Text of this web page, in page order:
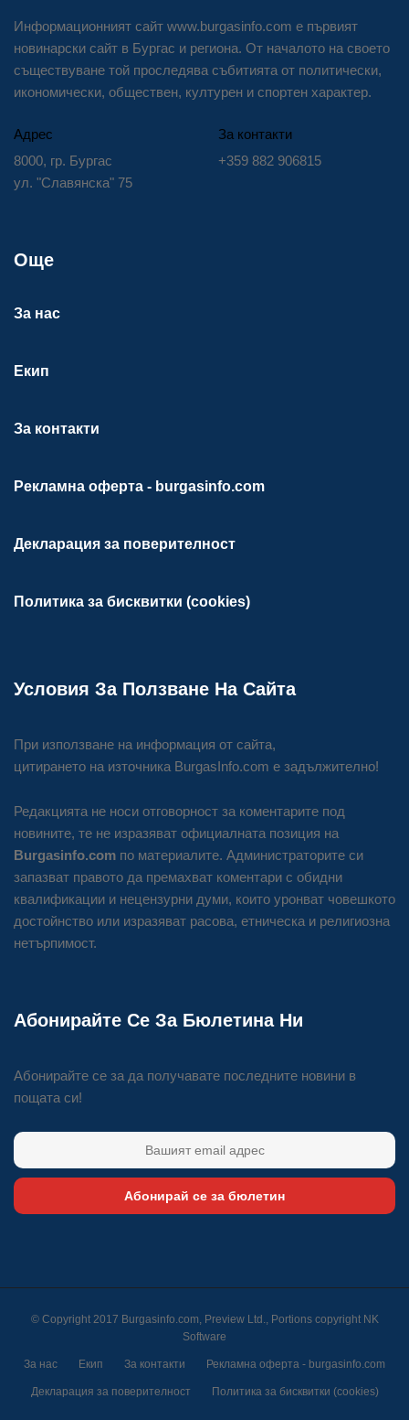
Информационният сайт www.burgasinfo.com е първият
новинарски сайт в Бургас и региона. От началото на своето
съществуване той проследява събитията от политически,
икономически, обществен, културен и спортен характер.
Адрес
8000, гр. Бургас
ул. "Славянска" 75
За контакти
+359 882 906815
Още
За нас
Екип
За контакти
Рекламна оферта - burgasinfo.com
Декларация за поверителност
Политика за бисквитки (cookies)
Условия За Ползване На Сайта
При използване на информация от сайта,
цитирането на източника BurgasInfo.com е задължително!
Редакцията не носи отговорност за коментарите под
новините, те не изразяват официалната позиция на
Burgasinfo.com по материалите. Администраторите си
запазват правото да премахват коментари с обидни
квалификации и нецензурни думи, които уронват човешкото
достойнство или изразяват расова, етническа и религиозна
нетърпимост.
Абонирайте Се За Бюлетина Ни
Абонирайте се за да получавате последните новини в
пощата си!
Абонирай се за бюлетин
© Copyright 2017 Burgasinfo.com, Preview Ltd., Portions copyright NK
Software
За нас Екип За контакти Рекламна оферта - burgasinfo.com
Декларация за поверителност Политика за бисквитки (cookies)